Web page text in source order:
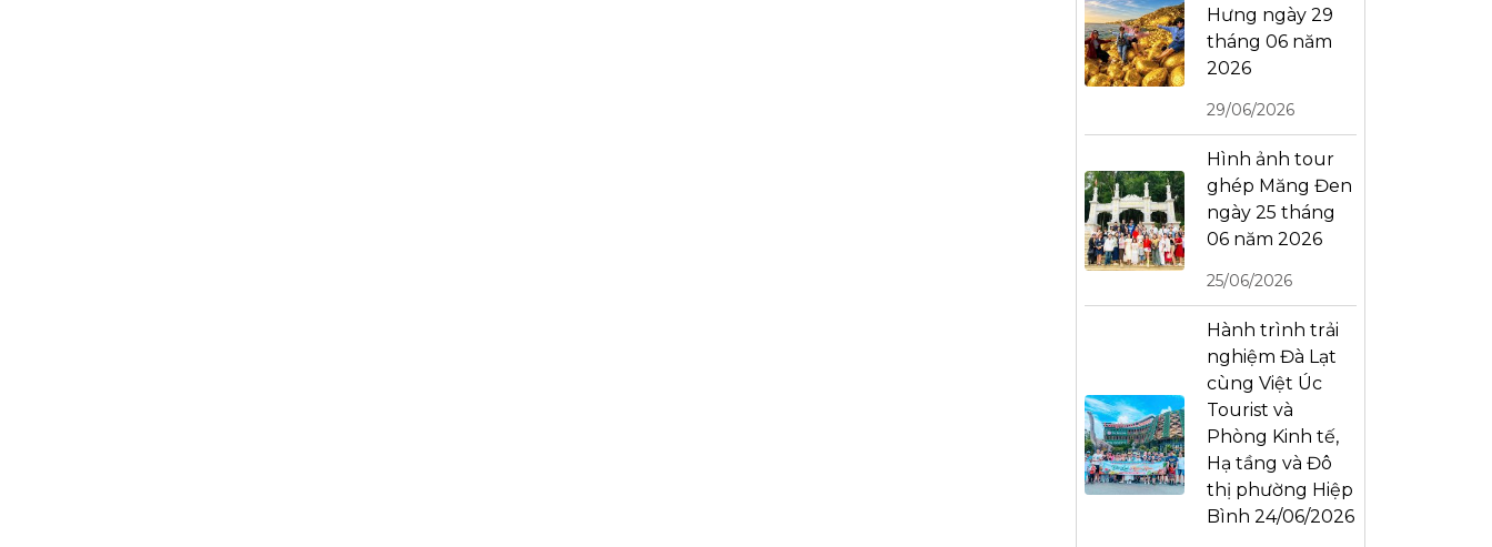
Hưng ngày 29
tháng 06 năm
2026
29/06/2026
Hình ảnh tour
ghép Măng Đen
ngày 25 tháng
06 năm 2026
25/06/2026
Hành trình trải
nghiệm Đà Lạt
cùng Việt Úc
Tourist và
Phòng Kinh tế,
Hạ tầng và Đô
thị phường Hiệp
Bình 24/06/2026